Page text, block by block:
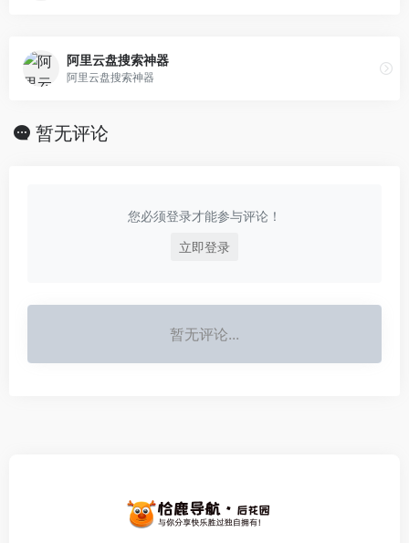
阿里云盘搜索神器
阿里云盘搜索神器
暂无评论
您必须登录才能参与评论！
立即登录
暂无评论...